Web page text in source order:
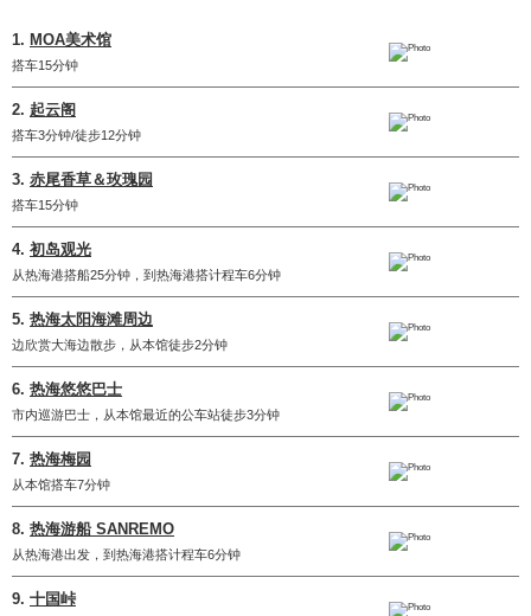
1. MOA美术馆
搭车15分钟
2. 起云阁
搭车3分钟/徒步12分钟
3. 赤尾香草＆玫瑰园
搭车15分钟
4. 初岛观光
从热海港搭船25分钟，到热海港搭计程车6分钟
5. 热海太阳海滩周边
边欣赏大海边散步，从本馆徒步2分钟
6. 热海悠悠巴士
市内巡游巴士，从本馆最近的公车站徒步3分钟
7. 热海梅园
从本馆搭车7分钟
8. 热海游船 SANREMO
从热海港出发，到热海港搭计程车6分钟
9. 十国峠